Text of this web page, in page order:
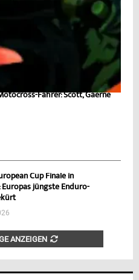
Fahrer: Scott, Gaerne
Cup Finale in
jüngste Enduro-
ANZEIGEN